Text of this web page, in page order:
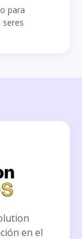
para
seres
en el